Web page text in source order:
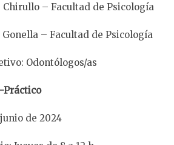
– Facultad de Psicología
– Facultad de Psicología
Odontólogos/as
Práctico
de 2024